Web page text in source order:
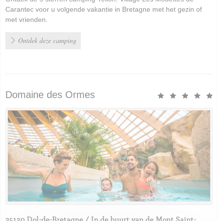
Carantec voor u volgende vakantie in Bretagne met het gezin of
met vrienden.
Ontdek deze camping
Domaine des Ormes